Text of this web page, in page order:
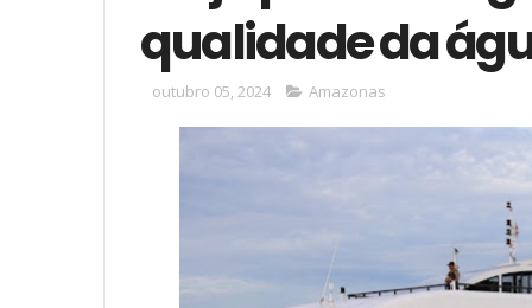
qualidade da
outubro 05, 2024 Amazonas